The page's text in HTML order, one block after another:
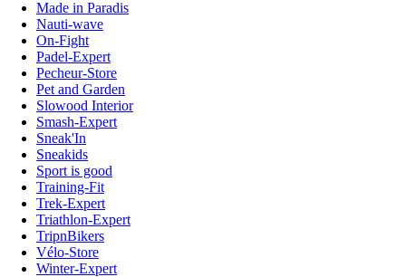
Made in Paradis
Nauti-wave
On-Fight
Padel-Expert
Pecheur-Store
Pet and Garden
Slowood Interior
Smash-Expert
Sneak'In
Sneakids
Sport is good
Training-Fit
Trek-Expert
Triathlon-Expert
TripnBikers
Vélo-Store
Winter-Expert